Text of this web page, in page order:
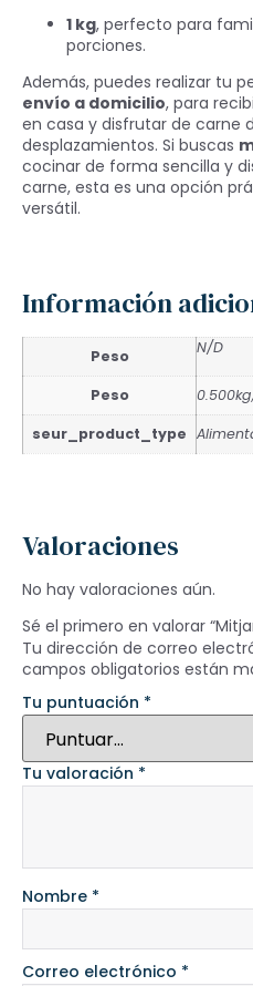
1 kg, perfecto para
porciones.
Además, puedes realizar tu
envío a domicilio, para
en casa y disfrutar de carne
desplazamientos. Si buscas
cocinar de forma sencilla y
carne, esta es una opción
versátil.
Información
Peso N/D
Peso
seur_product_type
Valoraciones
No hay valoraciones aún.
Sé el primero en valorar
Tu dirección de correo
campos obligatorios están
Tu puntuación *
Tu valoración *
Nombre *
Correo electrónico *